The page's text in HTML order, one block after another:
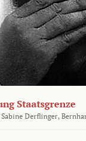
Staatsgrenze
Sabine Derflinger,